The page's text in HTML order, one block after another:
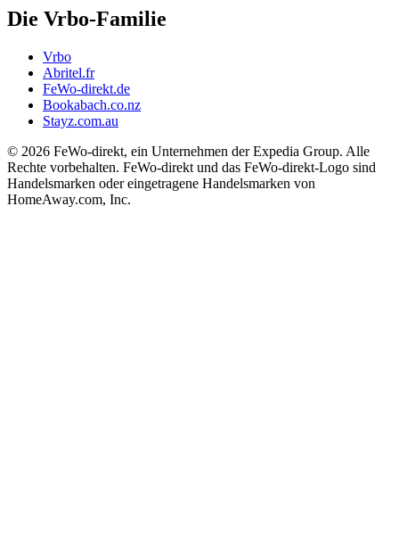
Die Vrbo-Familie
Vrbo
Abritel.fr
FeWo-direkt.de
Bookabach.co.nz
Stayz.com.au
© 2026 FeWo-direkt, ein Unternehmen der Expedia Group. Alle
Rechte vorbehalten. FeWo-direkt und das FeWo-direkt-Logo sind
Handelsmarken oder eingetragene Handelsmarken von
HomeAway.com, Inc.